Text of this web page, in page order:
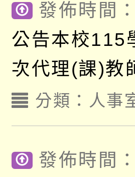
發佈時間
公告本校115
次代理(課)教
額)分類： 人事
發佈時間